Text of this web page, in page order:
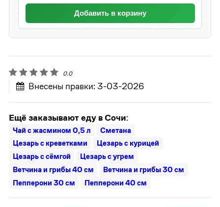
Добавить в корзину
0.0
Внесены правки: 3-03-2026
Ещё заказывают еду в Сочи:
Чай с жасмином 0,5 л
Сметана
Цезарь с креветками
Цезарь с курицей
Цезарь с сёмгой
Цезарь с угрем
Ветчина и грибы 40 см
Ветчина и грибы 30 см
Пепперони 30 см
Пепперони 40 см